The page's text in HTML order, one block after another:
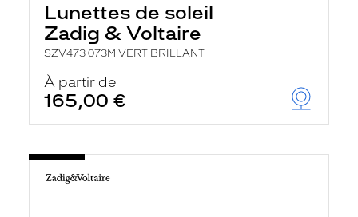
Lunettes de soleil
Zadig & Voltaire
SZV473 073M VERT BRILLANT
À partir de
165,00 €